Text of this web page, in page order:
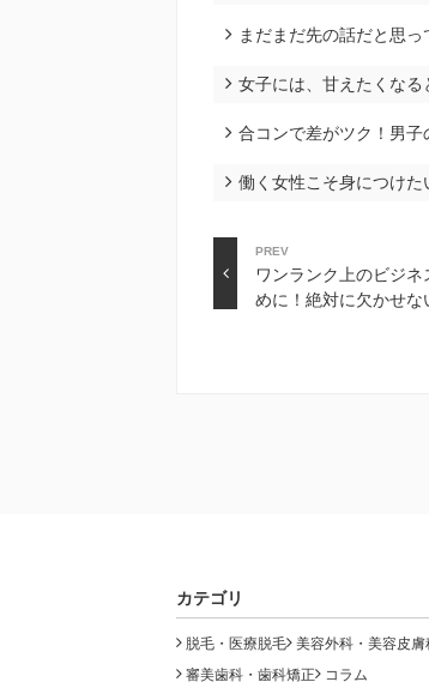
まだまだ先の話だと思
女子には、甘えたくな
合コンで差がツク！男
働く女性こそ身につけ
PREV
ワンランク上のビジ
めに！絶対に欠かせな
カテゴリ
脱毛・医療脱毛 美容外科・美容皮膚
審美歯科・歯科矯正
コラム